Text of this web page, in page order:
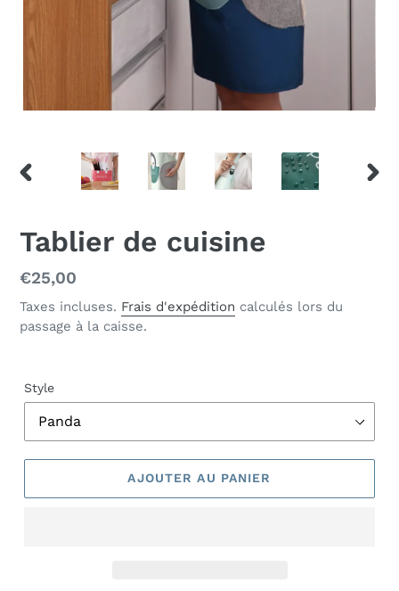
DIAPOSITIVE
Tablier de cuisine
Prix
normal
€25,00
Taxes incluses. Frais d'expédition calculés lors du
passage à la caisse.
Style
AJOUTER AU PANIER